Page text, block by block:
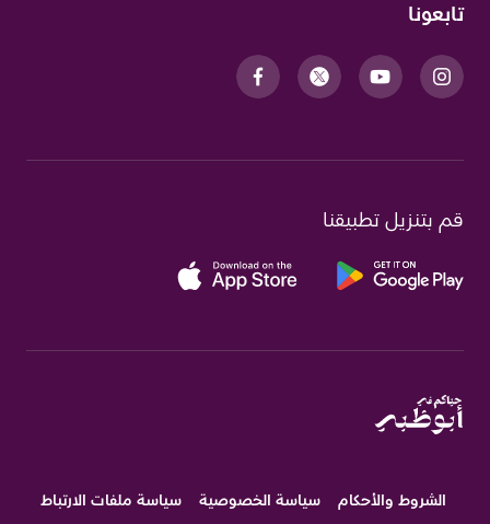
تابعونا
قم بتنزيل تطبيقنا
الشروط والأحكام سياسة الخصوصية سياسة ملفات الارتباط